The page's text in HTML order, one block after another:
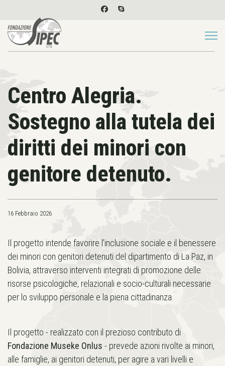
Centro Alegria.
Sostegno alla tutela dei
diritti dei minori con
genitore detenuto.
16 Febbraio 2026
Il progetto intende favorire l'inclusione sociale e il benessere
dei minori con genitori detenuti del dipartimento di La Paz, in
Bolivia, attraverso interventi integrati di promozione delle
risorse psicologiche, relazionali e socio-culturali necessarie
per lo sviluppo personale e la piena cittadinanza.
Il progetto - realizzato con il prezioso contributo di
Fondazione Museke Onlus - prevede azioni rivolte ai minori,
alle famiglie, ai genitori detenuti, per agire a vari livelli e